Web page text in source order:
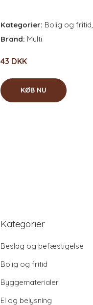
Kategorier: Bolig og fritid,
Brand: Multi
43 DKK
KØB NU
Kategorier
Beslag og befæstigelse
Bolig og fritid
Byggematerialer
El og belysning